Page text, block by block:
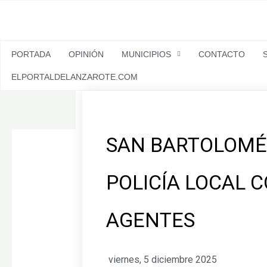
PORTADA OPINIÓN MUNICIPIOS CONTACTO
ELPORTALDELANZAROTE.COM
SAN
POLICÍA LOCAL
AGENTES
viernes, 5 diciembre 2025